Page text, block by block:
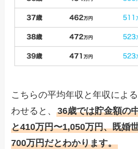
こちらの平均年収と年収によ
わせると、36歳では貯金額の
と410万円〜1,050万円、既婚
700万円だとわかります。